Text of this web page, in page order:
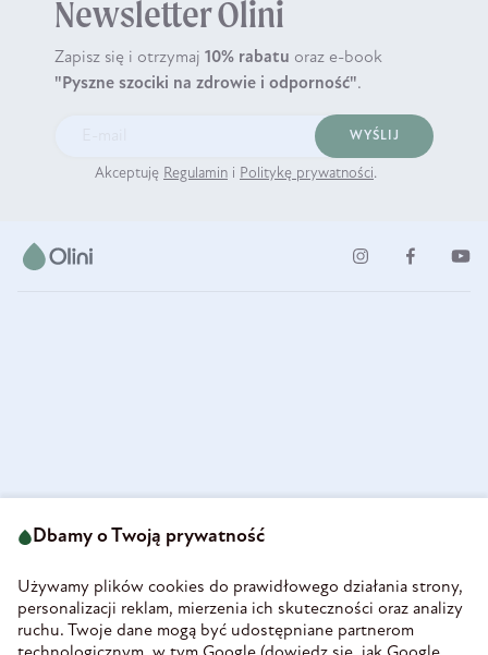
Newsletter Olini
Zapisz się i otrzymaj 10% rabatu oraz e-book
"Pyszne szociki na zdrowie i odporność".
WYŚLIJ
Akceptuję Regulamin i Politykę prywatności.
58-160 Świebodzice
REGON 890213034
INFORMACJE
Dbamy o Twoją prywatność
Używamy plików cookies do prawidłowego działania strony,
personalizacji reklam, mierzenia ich skuteczności oraz analizy
ruchu. Twoje dane mogą być udostępniane partnerom